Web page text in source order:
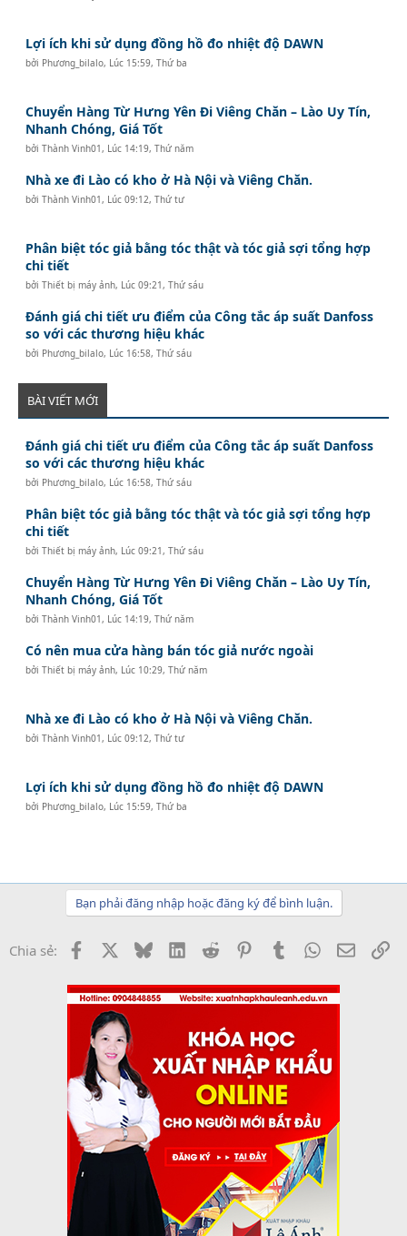
Lợi ích khi sử dụng đồng hồ đo nhiệt độ DAWN
bởi Phương_bilalo, Lúc 15:59, Thứ ba
Chuyển Hàng Từ Hưng Yên Đi Viêng Chăn – Lào Uy Tín,
Nhanh Chóng, Giá Tốt
bởiThành Vinh01 , Lúc 14:19, Thứ năm
Nhà xe đi Lào có kho ở Hà Nội và Viêng Chăn.
bởiThành Vinh01 , Lúc 09:12, Thứ tư
Phân biệt tóc giả bằng tóc thật và tóc giả sợi tổng hợp
chi tiết
bởiThiết bị máy ảnh, Lúc 09:21, Thứ sáu
Đánh giá chi tiết ưu điểm của Công tắc áp suất Danfoss
so với các thương hiệu khác
bởi Phương_bilalo, Lúc 16:58, Thứ sáu
BÀI VIẾT MỚI
Đánh giá chi tiết ưu điểm của Công tắc áp suất Danfoss
so với các thương hiệu khác
bởi Phương_bilalo, Lúc 16:58, Thứ sáu
Phân biệt tóc giả bằng tóc thật và tóc giả sợi tổng hợp
chi tiết
bởiThiết bị máy ảnh, Lúc 09:21, Thứ sáu
Chuyển Hàng Từ Hưng Yên Đi Viêng Chăn – Lào Uy Tín,
Nhanh Chóng, Giá Tốt
bởiThành Vinh01 , Lúc 14:19, Thứ năm
Có nên mua cửa hàng bán tóc giả nước ngoài
bởiThiết bị máy ảnh, Lúc 10:29, Thứ năm
Nhà xe đi Lào có kho ở Hà Nội và Viêng Chăn.
bởiThành Vinh01 , Lúc 09:12, Thứ tư
Lợi ích khi sử dụng đồng hồ đo nhiệt độ DAWN
bởi Phương_bilalo, Lúc 15:59, Thứ ba
Bạn phải đăng nhập hoặc đăng ký để bình luận.
Chia sẻ: Facebook BlueskyLinkedInReddit PinterestTumblrWhatsApp
Email